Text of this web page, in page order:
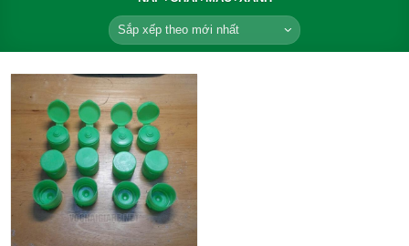
TRANG CHỦ / CỬA HÀNG / SẢN PHẨM ĐƯỢC
“NẮP+CHAI+MÀU+XANH”